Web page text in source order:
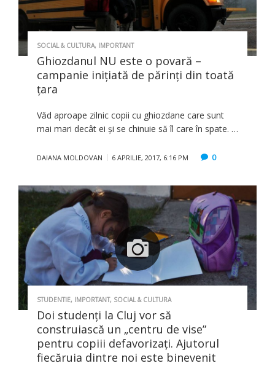
SOCIAL & CULTURA, IMPORTANT
Ghiozdanul NU este o povară –
campanie inițiată de părinți din toată
țara
Văd aproape zilnic copii cu ghiozdane care sunt
mai mari decât ei și se chinuie să îl care în spate. …
DAIANA MOLDOVAN 6 APRILIE, 2017, 6:16 PM 0
STUDENTIE, IMPORTANT, SOCIAL & CULTURA
Doi studenţi la Cluj vor să
construiască un „centru de vise”
pentru copiii defavorizaţi. Ajutorul
fiecăruia dintre noi este binevenit